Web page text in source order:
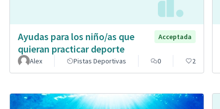
Ayudas para los niño/as que
quieran practicar deporte
Acceptada
Alex Pistas Deportivas 0 2